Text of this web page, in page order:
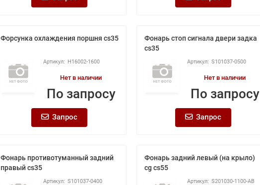
Форсунка охлаждения поршня cs35
H16002-1600
Нет в наличии
По запросу
Запрос
Фонарь стоп сигнала двери задка
cs35
S101037-0500
Нет в наличии
По запросу
Запрос
Фонарь противотуманный задний
правый cs35
S101037-0400
Фонарь задний левый (на крыло)
cg cs55
S201030-1100-AB